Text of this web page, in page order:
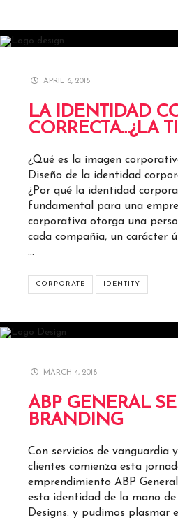
APRIL 6, 2018
LA IDENTIDAD
CORRECTA…¿LA
¿Qué es la imagen
Diseño de la identidad
¿Por qué la identidad
fundamental para una
corporativa otorga una
cada compañía, un carácter
…
CORPORATE IDENTITY
MARCH 4, 2018
ABP GENERAL
BRANDING
Con servicios de vanguardia
clientes comienza esta
emprendimiento ABP
esta identidad de la mano de
Designs. y pudimos plasmar